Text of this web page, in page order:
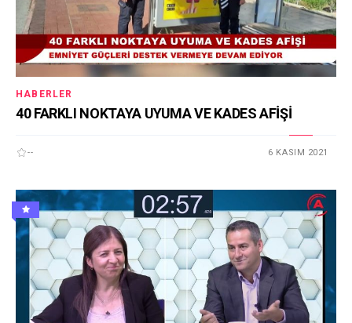
HABERLER
40 FARKLI NOKTAYA UYUMA VE KADES AFİŞİ
-- 6 KASIM 2021